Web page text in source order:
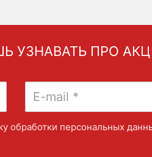
УЗНАВАТЬ ПРО
обработки персональных